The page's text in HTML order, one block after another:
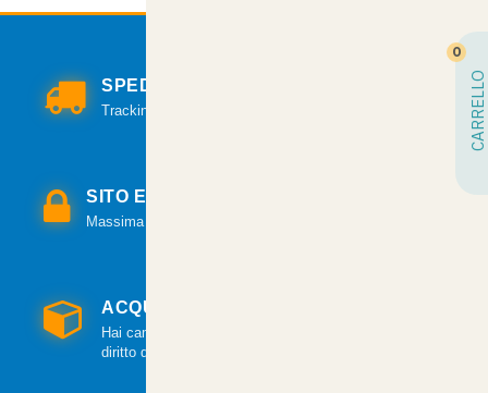
SPEDIZIONI VELOCI
Tracking per il monitoraggio della spedizione.
SITO E PAGAMENTI SICURI
Massima sicurezza per tutte le modalità di pagamento.
ACQUISTO GARANTITO
Hai cambiato idea? Hai 14 giorni per esercitare il
diritto di recesso.
CARRELLO
0